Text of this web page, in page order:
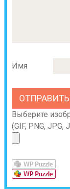
Имя
Выберите
(GIF, PNG, JPG,